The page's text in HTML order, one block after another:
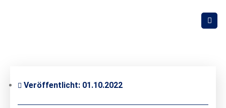
Veröffentlicht: 01.10.2022